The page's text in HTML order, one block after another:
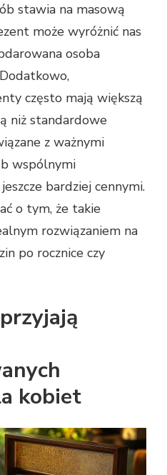
stawia na masową
może wyróżnić nas
osoba
często mają większą
niż standardowe
z ważnymi
wspólnymi
bardziej cennymi.
o tym, że takie
rozwiązaniem na
po rocznice czy
kobiet